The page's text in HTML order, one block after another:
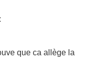
:
que ca allège la